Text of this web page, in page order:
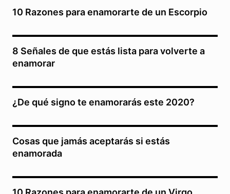
10 Razones para enamorarte de un Escorpio
8 Señales de que estás lista para volverte a
enamorar
¿De qué signo te enamorarás este 2020?
Cosas que jamás aceptarás si estás
enamorada